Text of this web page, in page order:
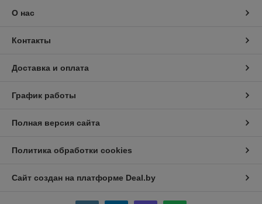
О нас
Контакты
Доставка и оплата
График работы
Полная версия сайта
Политика обработки cookies
Сайт создан на платформе Deal.by